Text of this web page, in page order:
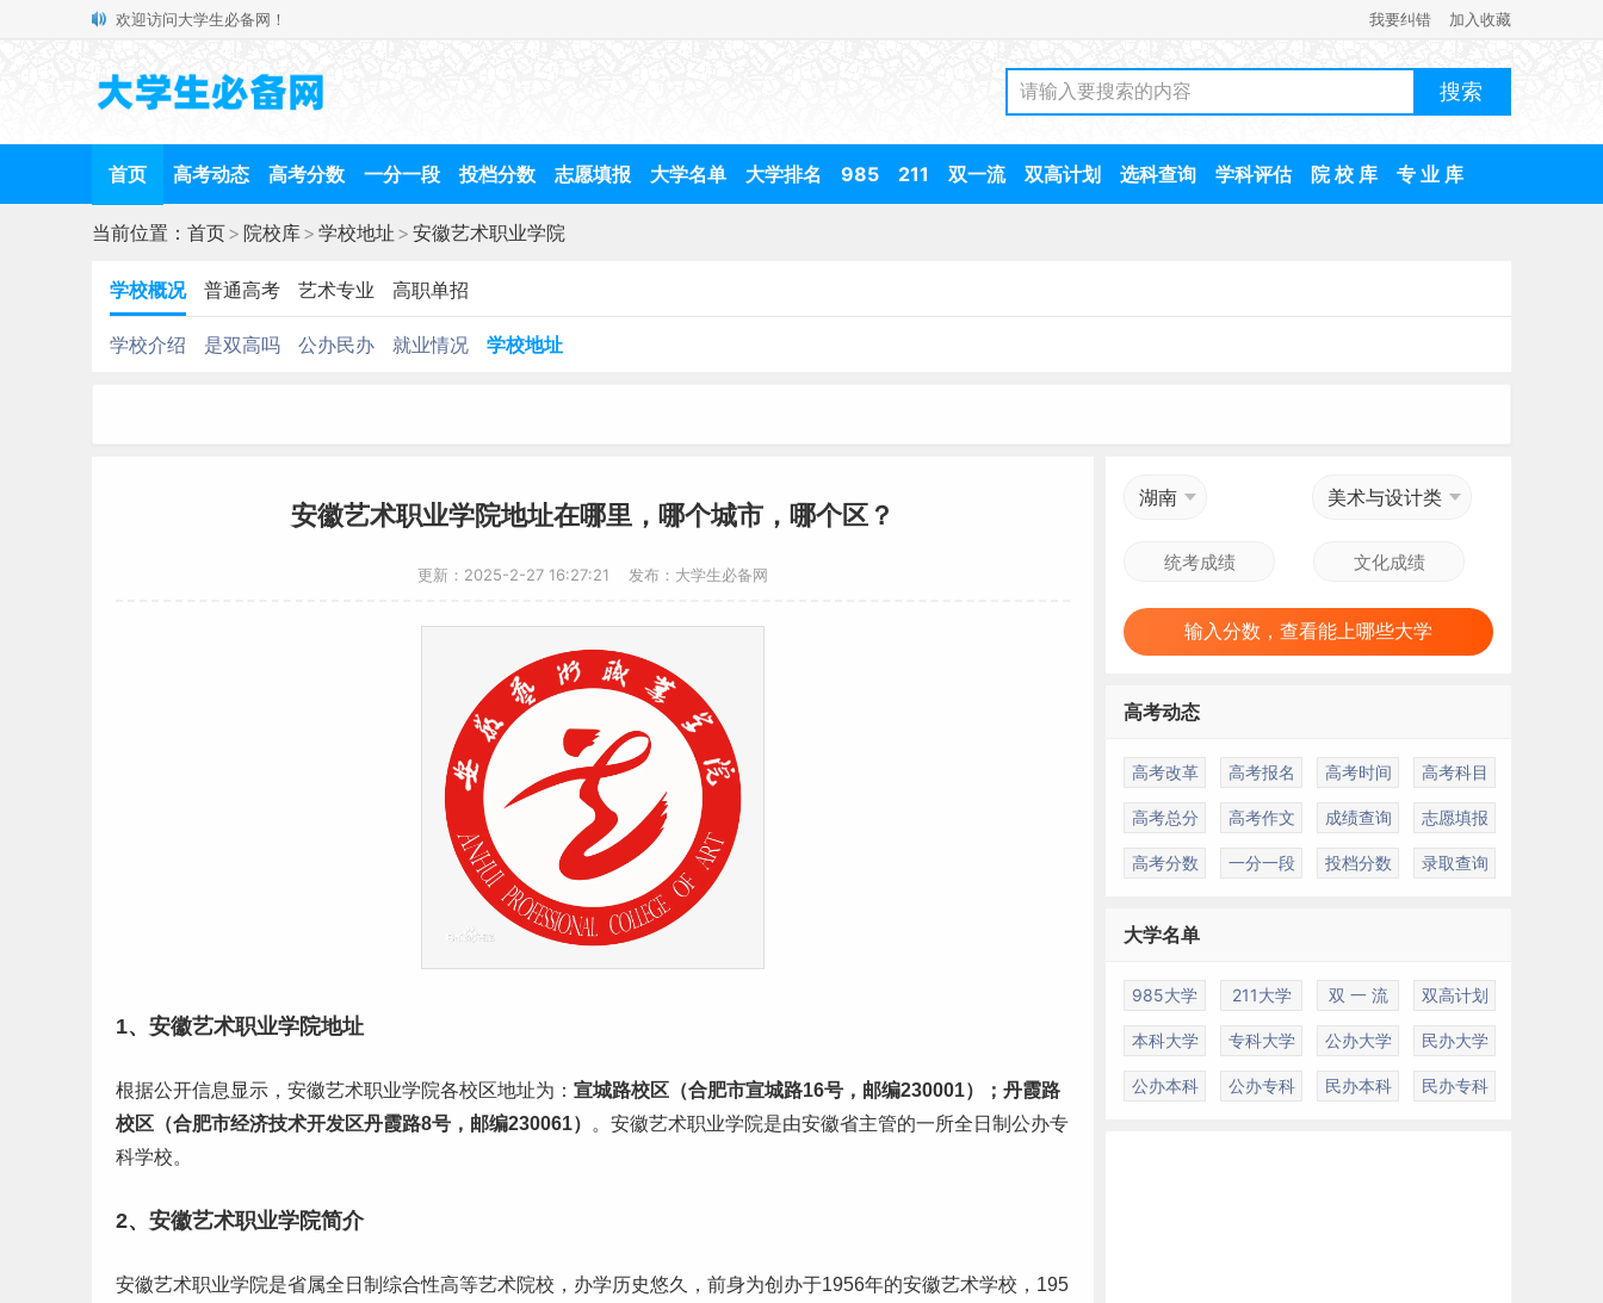
欢迎访问大学生必备网！ 我要纠错 加入收藏
首页 高考动态 高考分数 一分一段 投档分数 志愿填报 大学名单 大学排名 985 211 双一流 双高计划 选科查询 学科评估 院 校 库 专 业 库
当前位置： 首页> 院校库> 学校地址 > 安徽艺术职业学院
学校概况 普通高考 艺术专业 高职单招
学校介绍 是双高吗 公办民办 就业情况 学校地址
安徽艺术职业学院地址在哪里，哪个城市，哪个区？
更新：2025-2-27 16:27:21 发布：大学生必备网
1、 安徽艺术职业学院地址
根据公开信息显示，安徽艺术职业学院各校区地址为： 宣城路校区（合肥市宣城路16号，邮编230001）；丹霞路
校区（合肥市经济技术开发区丹霞路8号，邮编230061）
。安徽艺术职业学院是由安徽省主管的一所全日制公办专
科学校。
2、安徽艺术职业学院简介
安徽艺术职业学院是省属全日制综合性高等艺术院校，办学历史悠久，前身为创办于1956年的安徽艺术学校，195
湖南 美术与设计类
输入分数，查看能上哪些大学
高考动态
高考改革 高考报名 高考时间 高考科目
高考总分 高考作文 成绩查询 志愿填报
高考分数 一分一段 投档分数 录取查询
大学名单
985大学 211大学 双 一 流 双高计划
本科大学 专科大学 公办大学 民办大学
公办本科 公办专科 民办本科 民办专科